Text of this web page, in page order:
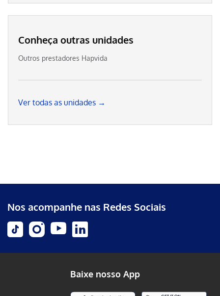
Conheça outras unidades
Outros prestadores Hapvida
Ver todas as unidades →
Nos acompanhe nas Redes Sociais
Baixe nosso App